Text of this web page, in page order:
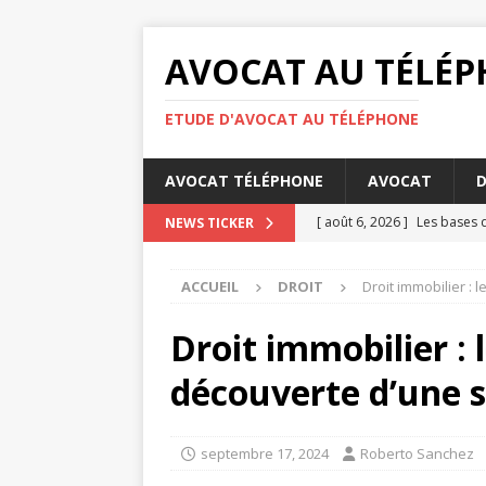
AVOCAT AU
ETUDE D'AVOCAT AU TÉLÉPHONE
AVOCAT TÉLÉPHONE AVOCAT
NEWS TICKER [ août 6, 2026 ] Les
DROIT
[ août 3, 2026 ]
Barème
[ août 7, 2026 ] Les
ACCUEIL DROIT Droit immobilier :
Droit immobilier :
découverte d’une
septembre 17, 2024 Roberto Sanchez